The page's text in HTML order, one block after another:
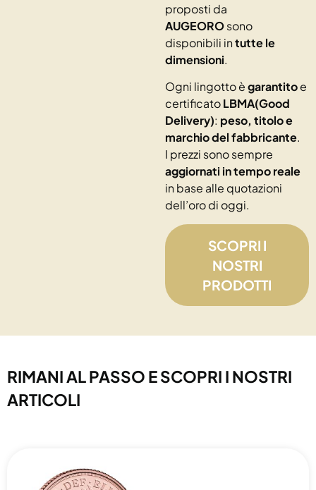
proposti da
AUGEOROsono
disponibili intutte le
dimensioni.
Ogni lingotto ègarantitoe
certificatoLBMA(Good
Delivery): peso, titolo e
marchio del fabbricante.
I prezzi sono sempre
aggiornati in tempo reale
in base alle quotazioni
dell’oro di oggi.
SCOPRI I
NOSTRI
PRODOTTI
RIMANI AL PASSO E SCOPRI I NOSTRI
ARTICOLI